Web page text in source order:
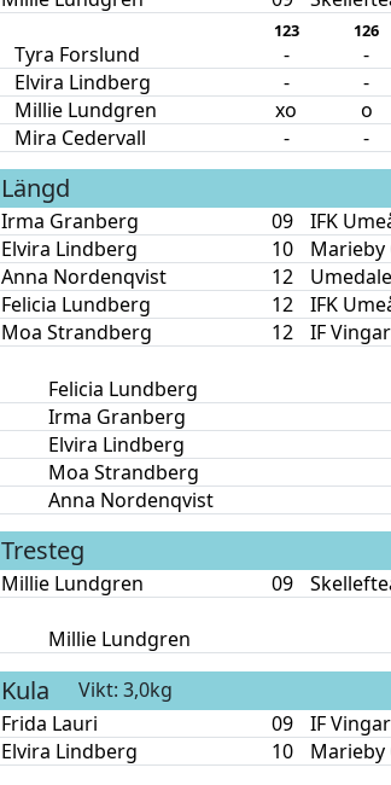
123 126
Tyra Forslund - -
Elvira Lindberg - -
Millie Lundgren xo o
Mira Cedervall - -
Längd
Irma Granberg 09 IFK
Elvira Lindberg 10 Marieby
Anna Nordenqvist 12
Felicia Lundberg 12 IFK
Moa Strandberg 12 IF
Felicia Lundberg
Irma Granberg
Elvira Lindberg
Moa Strandberg
Anna Nordenqvist
Tresteg
Millie Lundgren 09
Millie Lundgren
Kula Vikt: 3,0kg
Frida Lauri 09 IF
Elvira Lindberg 10 Marieby